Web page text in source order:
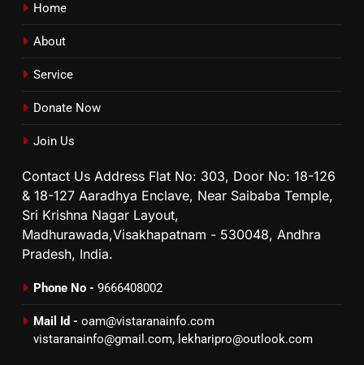
Home
About
Service
Donate Now
Join Us
Contact Us Address Flat No: 303, Door No: 18-126
& 18-127 Aaradhya Enclave, Near Saibaba Temple,
Sri Krishna Nagar Layout,
Madhurawada,Visakhapatnam - 530048, Andhra
Pradesh, India.
Phone No - 9666408002
Mail Id - oam@vistaranainfo.com
vistaranainfo@gmail.com, lekharipro@outlook.com